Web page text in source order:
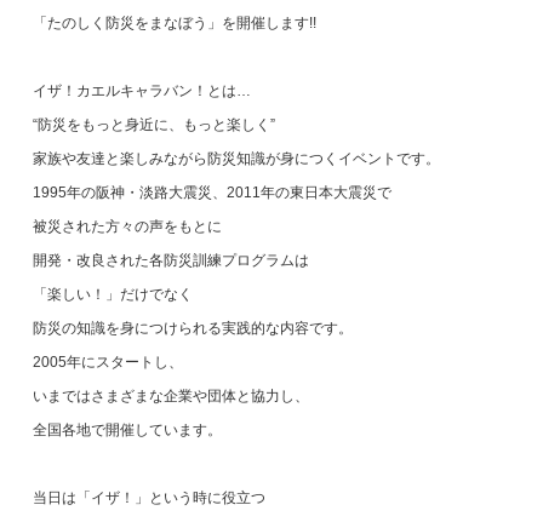
「たのしく防災をまなぼう」を開催します!!
イザ！カエルキャラバン！とは…
“防災をもっと身近に、もっと楽しく”
家族や友達と楽しみながら防災知識が身につくイベントです。
1995年の阪神・淡路大震災、2011年の東日本大震災で
被災された方々の声をもとに
開発・改良された各防災訓練プログラムは
「楽しい！」だけでなく
防災の知識を身につけられる実践的な内容です。
2005年にスタートし、
いまではさまざまな企業や団体と協力し、
全国各地で開催しています。
当日は「イザ！」という時に役立つ